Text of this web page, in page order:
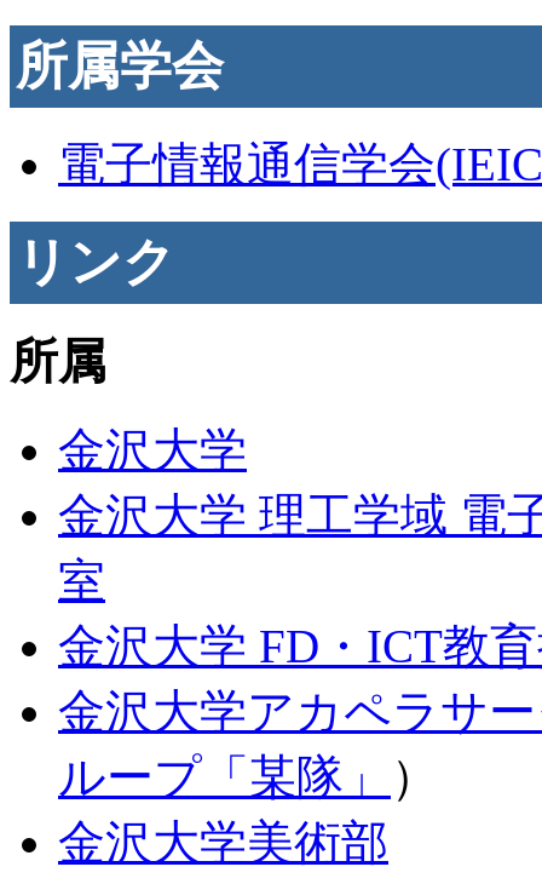
所属学会
電子情報通信学会
リンク
所属
金沢大学
金沢大学 理工学域 電
室
金沢大学 FD・ICT教
金沢大学アカペラサ
ループ「某隊」
）
金沢大学美術部